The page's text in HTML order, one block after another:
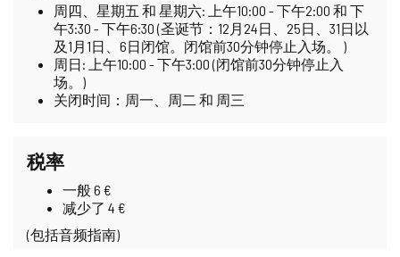
周四、星期五 和 星期六: 上午10:00 - 下午2:00 和 下
午3:30 - 下午6:30 (圣诞节：12月24日、25日、31日以
及1月1日、6日闭馆。闭馆前30分钟停止入场。 )
周日: 上午10:00 - 下午3:00 (闭馆前30分钟停止入
场。)
关闭时间：周一、周二 和 周三
税率
一般 6 €
减少了 4 €
(包括音频指南)